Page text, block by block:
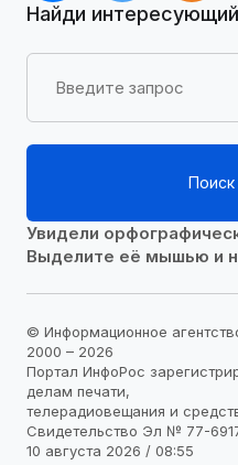
Найди
Поиск
Увидели
Выделите её мышью и
© Информационное
2000 – 2026
Портал ИнфоРос
делам печати,
телерадиовещания и
Свидетельство Эл № 77-
10 августа 2026 / 08:55